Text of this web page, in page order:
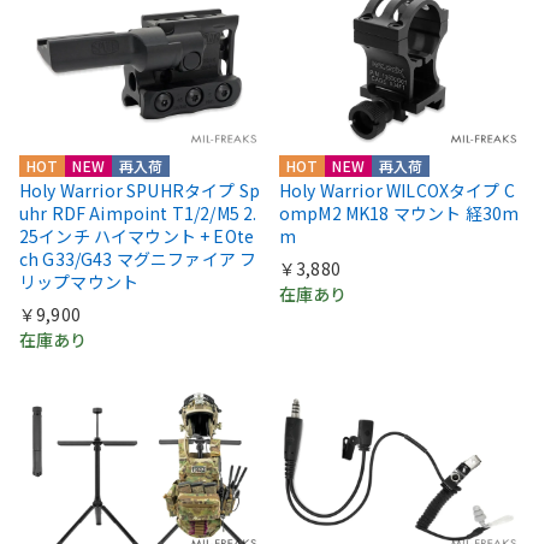
HOT NEW 再入荷
Holy Warrior SPUHRタイプ Sp
uhr RDF Aimpoint T1/2/M5 2.
25インチ ハイマウント + EOte
ch G33/G43 マグニファイア フ
リップマウント
￥9,900
在庫あり
HOT NEW 再入荷
Holy Warrior WILCOXタイプ C
ompM2 MK18 マウント 経30m
m
￥3,880
在庫あり